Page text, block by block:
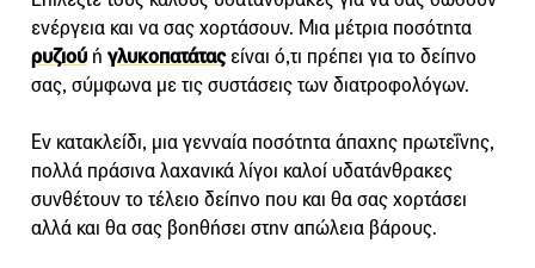
ενέργεια και να σας χορτάσουν. Μια μέτρια ποσότητα
ρυζιού ή γλυκοπατάταςείναι ό,τι πρέπει για το δείπνο
σας, σύμφωνα με τις συστάσεις των διατροφολόγων.
Εν κατακλείδι, μια γενναία ποσότητα άπαχης πρωτεΐνης,
πολλά πράσινα λαχανικά λίγοι καλοί υδατάνθρακες
συνθέτουν το τέλειο δείπνο που και θα σας χορτάσει
αλλά και θα σας βοηθήσει στην απώλεια βάρους.